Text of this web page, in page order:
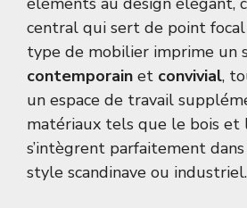
central qui sert de point focal
type de mobilier imprime un
contemporain et convivial,
un espace de travail
matériaux tels que le bois et
s’intègrent parfaitement
style scandinave ou industriel.